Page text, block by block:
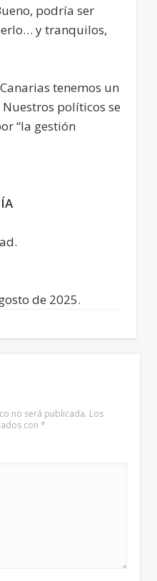
podría ser
y tranquilos,
tenemos un
políticos se
“la gestión
de 2025.
no será publicada. Los
con*